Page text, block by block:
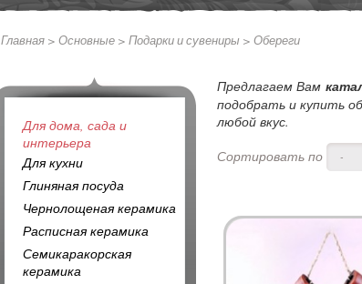
Главная > Основные > Подарки и сувениры > Обереги
Предлагаем Вам
подобрать и купить
любой вкус.
Сортировать по
-
Для дома, сада и
интерьера
Для кухни
Глиняная посуда
Чернолощеная керамика
Расписная керамика
Семикаракорская
керамика